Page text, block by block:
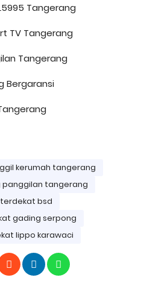
Tangerang
TV Tangerang
Tangerang
Bergaransi
kerumah tangerang
panggilan tangerang
bsd
gading serpong
lippo karawaci